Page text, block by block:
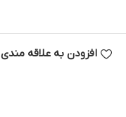
افزودن به علاقه مندی